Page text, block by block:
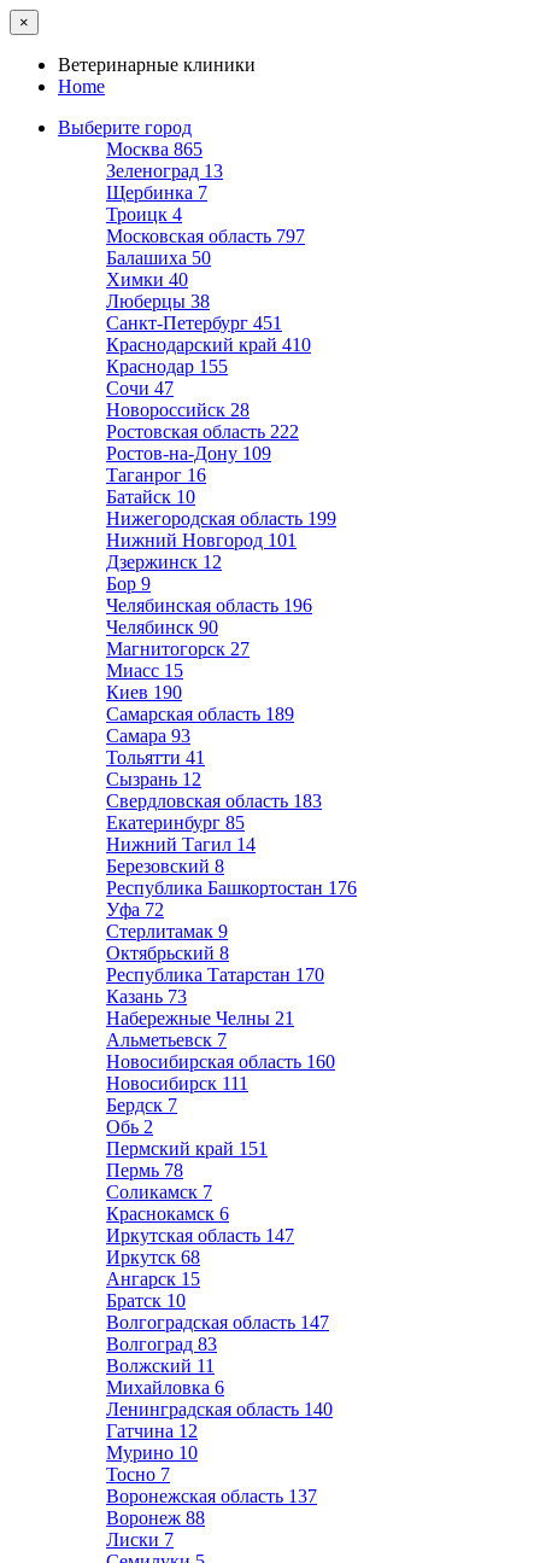
×
Ветеринарные клиники
Home
Выберите город
Москва 865
Зеленоград 13
Щербинка 7
Троицк 4
Московская область 797
Балашиха 50
Химки 40
Люберцы 38
Санкт-Петербург 451
Краснодарский край 410
Краснодар 155
Сочи 47
Новороссийск 28
Ростовская область 222
Ростов-на-Дону 109
Таганрог 16
Батайск 10
Нижегородская область 199
Нижний Новгород 101
Дзержинск 12
Бор 9
Челябинская область 196
Челябинск 90
Магнитогорск 27
Миасс 15
Киев 190
Самарская область 189
Самара 93
Тольятти 41
Сызрань 12
Свердловская область 183
Екатеринбург 85
Нижний Тагил 14
Березовский 8
Республика Башкортостан 176
Уфа 72
Стерлитамак 9
Октябрьский 8
Республика Татарстан 170
Казань 73
Набережные Челны 21
Альметьевск 7
Новосибирская область 160
Новосибирск 111
Бердск 7
Обь 2
Пермский край 151
Пермь 78
Соликамск 7
Краснокамск 6
Иркутская область 147
Иркутск 68
Ангарск 15
Братск 10
Волгоградская область 147
Волгоград 83
Волжский 11
Михайловка 6
Ленинградская область 140
Гатчина 12
Мурино 10
Тосно 7
Воронежская область 137
Воронеж 88
Лиски 7